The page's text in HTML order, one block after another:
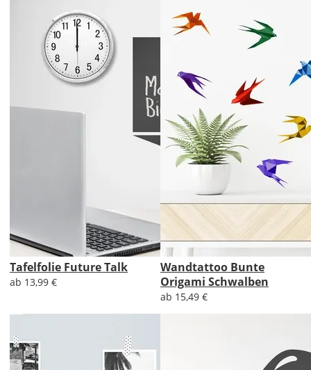
Tafelfolie Future Talk
ab 13,99 €
Wandtattoo Bunte
Origami Schwalben
ab 15,49 €